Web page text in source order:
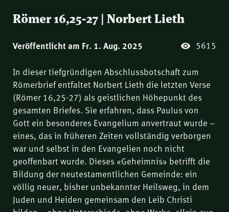
Römer 16,25-27 | Norbert Lieth
Veröffentlicht am Fr. 1. Aug. 2025 5615
In dieser tiefgründigen Abschlussbotschaft zum
Römerbrief entfaltet Norbert Lieth die letzten Verse
(Römer 16,25-27) als geistlichen Höhepunkt des
gesamten Briefes. Sie erfahren, dass Paulus von
Gott ein besonderes Evangelium anvertraut wurde –
eines, das in früheren Zeiten vollständig verborgen
war und selbst in den Evangelien noch nicht
geoffenbart wurde. Dieses «Geheimnis» betrifft die
Bildung der neutestamentlichen Gemeinde: ein
völlig neuer, bisher unbekannter Heilsweg, in dem
Juden und Heiden gemeinsam den Leib Christi